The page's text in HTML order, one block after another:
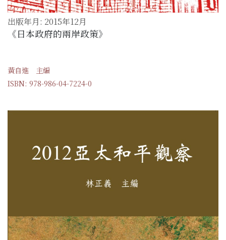
出版年月: 2015年12月
《日本政府的兩岸政策》
黃自進 主編
ISBN: 978-986-04-7224-0